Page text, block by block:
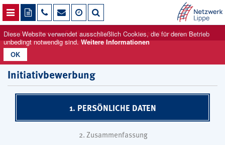
OK
Diese Website verwendet ausschließlich Cookies, die für deren Betrieb
unbedingt notwendig sind.Weitere Informationen
NAVIGATION ÖFFNEN
Für Bewerber Stellenangebote Initiativbewerbung
Initiativbewerbung
1. PERSÖNLICHE DATEN
2. Zusammenfassung